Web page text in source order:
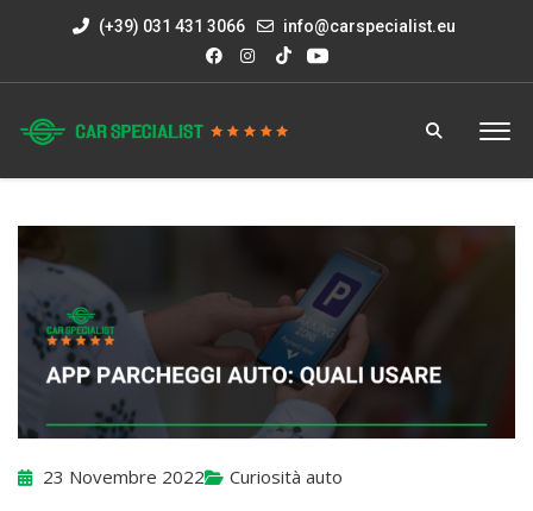
(+39) 031 431 3066 info@carspecialist.eu
23 Novembre 2022 Curiosità auto